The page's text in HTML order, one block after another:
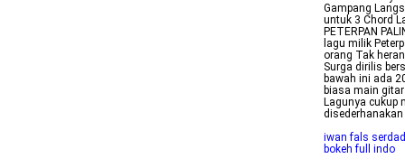
Gampang
untuk 3 Chord
PETERPAN
lagu milik
orang Tak
Surga dirilis
bawah ini ada
biasa main
Lagunya
disederhanakan
iwan fals
bokeh full indo